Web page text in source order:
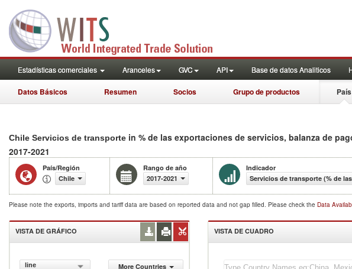
Estadísticas comerciales Aranceles GVC API Base de datos Analiticos
Datos Básicos Resumen Socios Grupo de productos País
Chile Servicios de transporte in % de las exportaciones de servicios, balanza de
2017-2021
País/Región
Chile
Rango de año
2017-2021
Indicador
Servicios de transporte (% de
Please note the exports, imports and tariff data are based on reported data and not gap filled. Please check the Data
VISTA DE GRÁFICO
line
More Countries
VISTA DE CUADRO